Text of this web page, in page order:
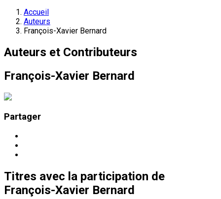
Accueil
Auteurs
François-Xavier Bernard
Auteurs et Contributeurs
François-Xavier Bernard
Partager
Titres avec la participation de
François-Xavier Bernard